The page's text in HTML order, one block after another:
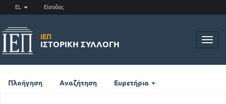
EL Είσοδος
ΙΕΠ
ΙΣΤΟΡΙΚΉ ΣΥΛΛΟΓΉ
Πλοήγηση Αναζήτηση Ευρετήρια